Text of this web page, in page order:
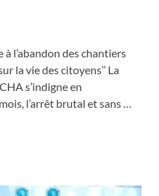
à l’abandon des chantiers
la vie des citoyens’’ La
s’indigne en
l’arrêt brutal et sans …